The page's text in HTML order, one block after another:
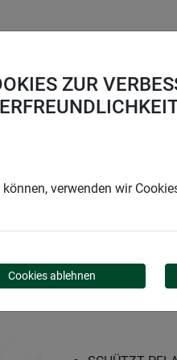
ZUR
verwenden wir
Cookies ablehnen